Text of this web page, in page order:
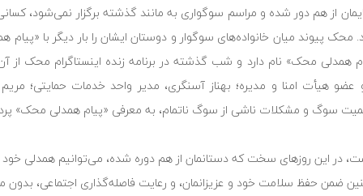
از هم دور شده و مراسم سوگواری به مانند گذشته برگزار نمی‌شود، کسانی
پیوند میان خانواده‌های سوگوار و دوستان ایشان را بار دیگر با «پیام
محک» نام دارد و شب گذشته در برنامه زنده اینستاگرام محک از آن
و عضو هیأت امنا و مدیره؛ بهناز آسنگری، مدیر واحد خدمات حمایتی؛
سوگ و مشکلات ناشی از سوگ ناتمام، به معرفی «پیام همدلی محک»
در این روزهای سخت که دستانمان از هم دوره شده، می‌توانیم همدلی خود
ضمن حفظ سلامت خود و عزیزانمان، و رعایت فاصله‌گذاری اجتماعی،